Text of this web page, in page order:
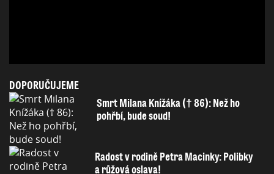
DOPORUČUJEME
Smrt Milana Knížáka († 86): Než ho
pohřbí, bude soud!
Radost v rodině Petra Macinky: Polibky
a růžová oslava!